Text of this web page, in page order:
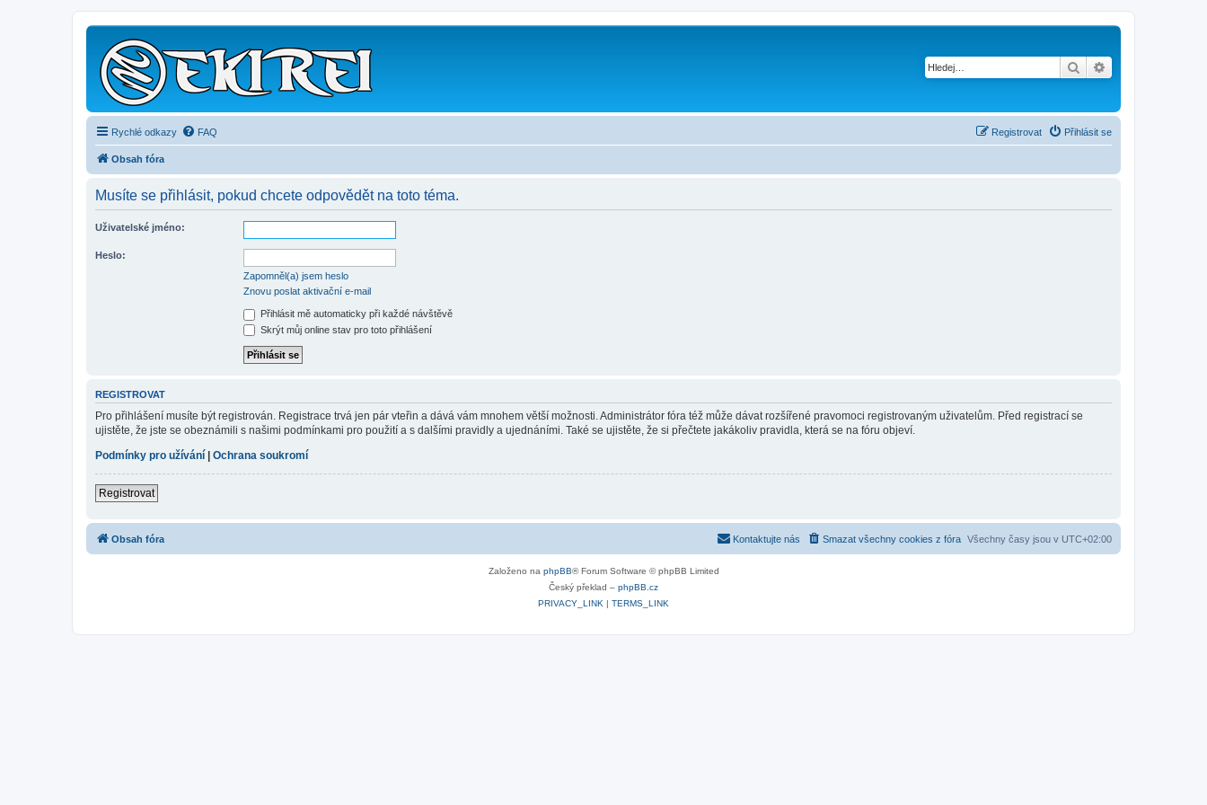
Hledat
Rychlé odkazy FAQ Přihlásit se
Registrovat
Obsah fóra
Musíte se přihlásit, pokud chcete odpovědět na toto téma.
Uživatelské jméno:
Heslo:
Zapomněl(a) jsem heslo
Znovu poslat aktivační e-mail
Přihlásit mě automaticky při každé návštěvě
Skrýt můj online stav pro toto přihlášení
REGISTROVAT
Pro přihlášení musíte být registrován. Registrace trvá jen pár vteřin a dává vám mnohem větší možnosti. Administrátor fóra též může dávat rozšířené pravomoci registrovaným uživatelům. Před registrací se
ujistěte, že jste se obeznámili s našimi podmínkami pro použití a s dalšími pravidly a ujednáními. Také se ujistěte, že si přečtete jakákoliv pravidla, která se na fóru objeví.
Podmínky pro užívání | Ochrana soukromí
Registrovat
Obsah fóra Všechny časy jsou v UTC+02:00
Smazat všechny cookies z fóra
Kontaktujte nás
Založeno na phpBB® Forum Software © phpBB Limited
Český překlad – phpBB.cz
PRIVACY_LINK | TERMS_LINK